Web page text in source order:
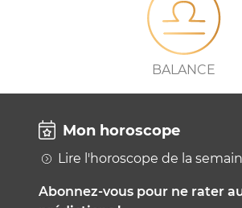
BALANCE
Mon horoscope
Lire l'horoscope de la
Abonnez-vous pour ne rater